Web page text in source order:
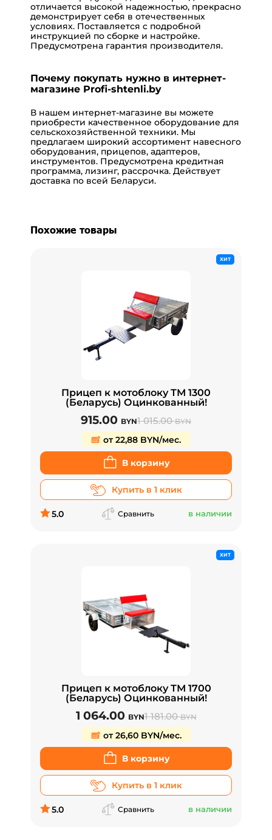
отличается высокой надежностью, прекрасно
демонстрирует себя в отечественных
условиях. Поставляется с подробной
инструкцией по сборке и настройке.
Предусмотрена гарантия производителя.
Почему покупать нужно в интернет-
магазине Profi-shtenli.by
В нашем интернет-магазине вы можете
приобрести качественное оборудование для
сельскохозяйственной техники. Мы
предлагаем широкий ассортимент навесного
оборудования, прицепов, адаптеров,
инструментов. Предусмотрена кредитная
программа, лизинг, рассрочка. Действует
доставка по всей Беларуси.
Похожие товары
ХИТ
Прицеп к мотоблоку ТМ 1300
(Беларусь) Оцинкованный!
915.00 BYN1 015.00BYN
от 22,88 BYN/мес.
В корзину
Купить в 1 клик
5.0 Сравнить в наличии
ХИТ
Прицеп к мотоблоку ТМ 1700
(Беларусь) Оцинкованный!
1 064.00 BYN1 181.00BYN
от 26,60 BYN/мес.
В корзину
Купить в 1 клик
5.0 Сравнить в наличии